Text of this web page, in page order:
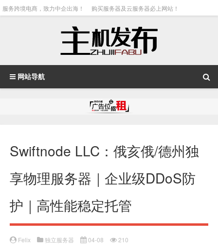
服务跨境电商，致力中企出海！ 购买服务器及云服务器必上网站！
网站导航
Swiftnode LLC：俄亥俄/德州独
享物理服务器｜企业级DDoS防
护｜高性能稳定托管
Felix 独立服务器 04-08 210